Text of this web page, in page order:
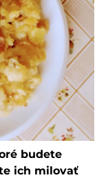
budete
ich milovať